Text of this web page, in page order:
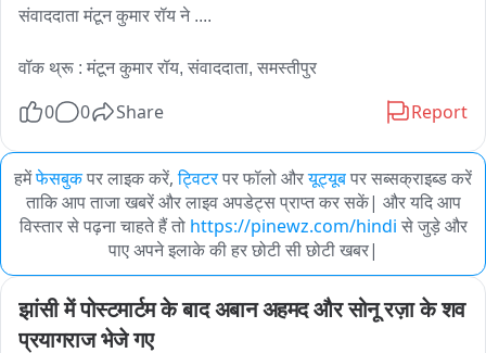
संवाददाता मंटून कुमार रॉय ने ....
वॉक थ्रू : मंटून कुमार रॉय, संवाददाता, समस्तीपुर
0 0 Share Report
हमेंफेसबुकपर लाइक करें, ट्विटरपर फॉलो औरयूट्यूबपर सब्सक्राइब्ड करें
ताकि आप ताजा खबरें और लाइव अपडेट्स प्राप्त कर सकें| और यदि आप
विस्तार से पढ़ना चाहते हैं तो https://pinewz.com/hindi से जुड़े और
पाए अपने इलाके की हर छोटी सी छोटी खबर|
झांसी में पोस्टमार्टम के बाद अबान अहमद और सोनू रज़ा के शव
प्रयागराज भेजे गए